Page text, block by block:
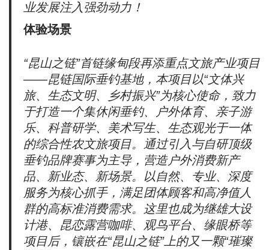
业发展注入强劲动力！
体验场景
“昆山之链”首链缘甸段再添重点文旅产业项目
——昆链国际垂钓基地，本项目以“文体兴
旅、生态文明、乡村振兴”为核心使命，致力
于打造一个集休闲垂钓、户外体育、亲子游
乐、科普研学、美术写生、生态观光于一体
的综合性农文旅项目。通过引入与自研顶级
垂钓品牌赛事为主导，营造户外消费新产
品、新业态、新场景。以自然、专业、深度
服务为核心抓手，满足团体顾客和高净值人
群的高标准消费需求。这里也成为继雄大设
计港、昆恋露营咖啡、观鸟平台、缘眼桥等
项目后，镶嵌在“昆山之链”上的又一颗“璀璨